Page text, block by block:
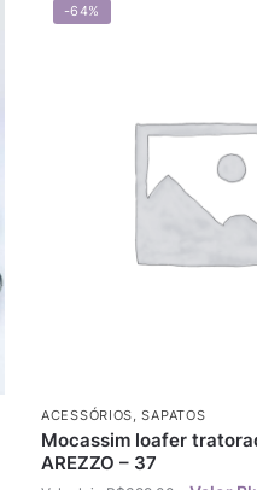
-64%
ACESSÓRIOS ,SAPATOS
Mocassim loafer
AREZZO – 37